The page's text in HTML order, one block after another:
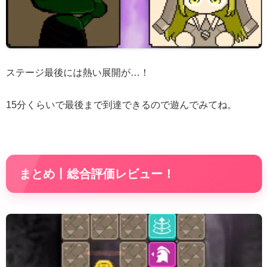
ステージ最後には熱い展開が…！
15分くらいで最後まで到達できるので遊んでみてね。
まとめ丨総合評価レビュー！